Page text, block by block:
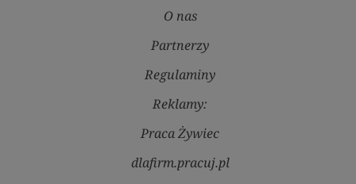
O nas
Partnerzy
Regulaminy
Reklamy:
Praca Żywiec
dlafirm.pracuj.pl